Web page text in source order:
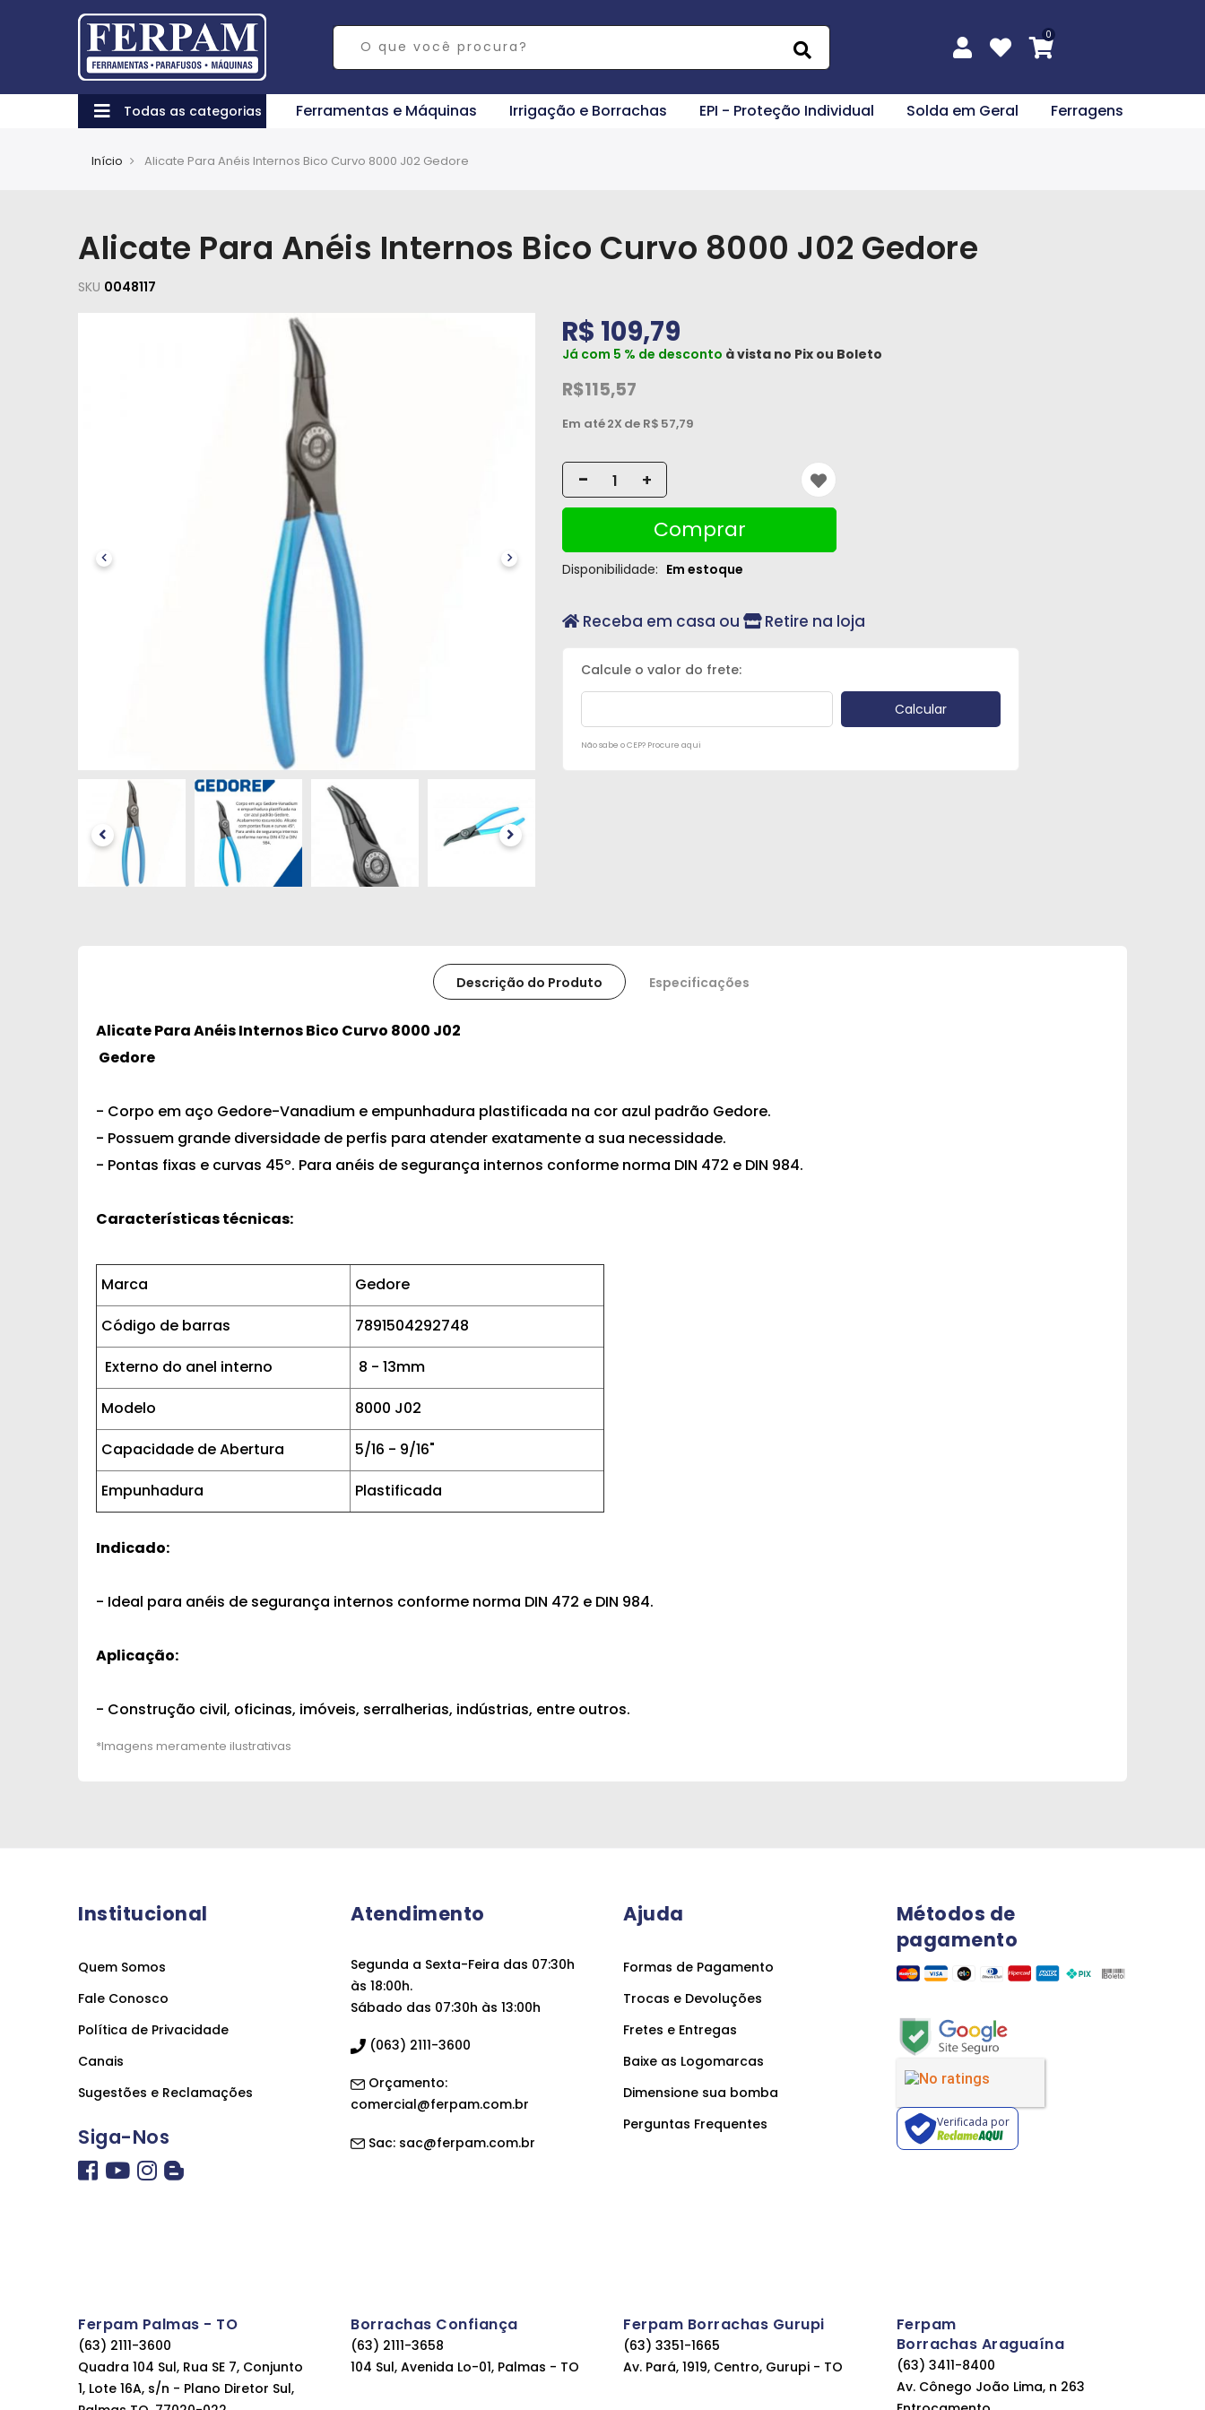
Todas as categorias Ferramentas e Máquinas Irrigação e Borrachas EPI - Proteção Individual Solda em Geral Ferragens
Início Alicate Para Anéis Internos Bico Curvo 8000 J02 Gedore
Alicate Para Anéis Internos Bico Curvo 8000 J02 Gedore
SKU 0048117
R$ 109,79
Já com 5 % de desconto à vista no Pix ou Boleto
R$115,57
Em até2X de R$ 57,79
- +
Comprar
Disponibilidade: Em estoque
Receba em casa ou Retire na loja
Não sabe o CEP? Procure aqui
Descrição do Produto Especificações
Alicate Para Anéis Internos Bico Curvo 8000 J02
Gedore
- Corpo em aço Gedore-Vanadium e empunhadura plastificada na cor azul padrão Gedore.
- Possuem grande diversidade de perfis para atender exatamente a sua necessidade.
- Pontas fixas e curvas 45º. Para anéis de segurança internos conforme norma DIN 472 e DIN 984.
Características técnicas:
Marca
Gedore
Código de barras
7891504292748
Externo do anel interno
8 - 13mm
Modelo
8000 J02
Capacidade de Abertura
5/16 - 9/16"
Empunhadura
Plastificada
Indicado:
- Ideal para anéis de segurança internos conforme norma DIN 472 e DIN 984.
Aplicação:
- Construção civil, oficinas, imóveis, serralherias, indústrias, entre outros.
Institucional
Quem Somos
Fale Conosco
Política de Privacidade
Canais
Sugestões e Reclamações
Siga-Nos
Atendimento
Segunda a Sexta-Feira das 07:30h
às 18:00h.
Sábado das 07:30h às 13:00h
(063) 2111-3600
Orçamento:
comercial@ferpam.com.br
Sac: sac@ferpam.com.br
Ajuda
Formas de Pagamento
Trocas e Devoluções
Fretes e Entregas
Baixe as Logomarcas
Dimensione sua bomba
Perguntas Frequentes
Métodos de
pagamento
Verificada por
Ferpam Palmas - TO
(63) 2111-3600
Quadra 104 Sul, Rua SE 7, Conjunto
1, Lote 16A, s/n - Plano Diretor Sul,
Borrachas Confiança
(63) 2111-3658
104 Sul, Avenida Lo-01, Palmas - TO
Ferpam Borrachas Gurupi
(63) 3351-1665
Av. Pará, 1919, Centro, Gurupi - TO
Ferpam
Borrachas Araguaína
(63) 3411-8400
Av. Cônego João Lima, n 263